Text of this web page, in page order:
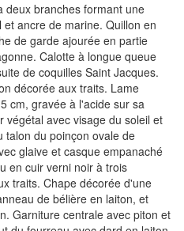
deux branches formant une
ancre de marine. Quillon en
de garde ajourée en partie
Calotte à longue queue
de coquilles Saint Jacques.
décorée aux traits. Lame
cm, gravée à l'acide sur sa
avec visage du soleil et
talon du poinçon ovale de
glaive et casque empanaché
en cuir verni noir à trois
traits. Chape décorée d'une
de bélière en laiton, et
Garniture centrale avec piton et